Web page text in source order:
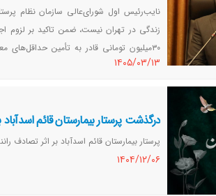
نایب‌رئیس اول شورای‌عالی سازمان نظام
۳۰میلیون تومانی قادر به تأمین
بیمارستان‌ها تشدید خواهد شد.
١٤٠٥/٠٣/١٣
درگذشت پرستار بیمارستان قائم
پرستار بیمارستان قائم اسدآباد بر اثر تصادف
١٤٠٤/١٢/٠٦